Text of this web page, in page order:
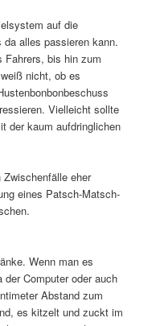
auf die
alles passieren kann.
Fahrers, bis hin zum
nicht, ob es
Vielleicht sollte
der kaum aufdringlichen
eher
eines Patsch-Matsch-
Wenn man es
Computer oder auch
Abstand zum
es kitzelt und zuckt im